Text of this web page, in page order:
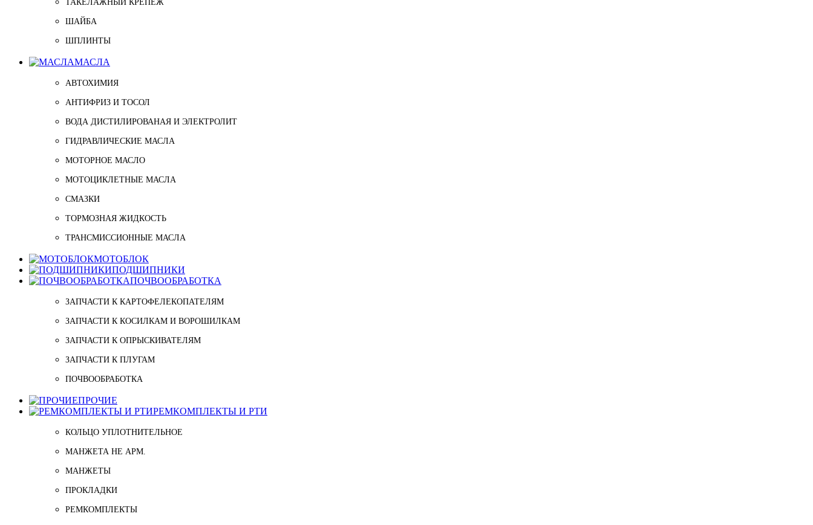
ТАКЕЛАЖНЫЙ КРЕПЁЖ
ШАЙБА
ШПЛИНТЫ
МАСЛА
АВТОХИМИЯ
АНТИФРИЗ И ТОСОЛ
ВОДА ДИСТИЛИРОВАНАЯ И ЭЛЕКТРОЛИТ
ГИДРАВЛИЧЕСКИЕ МАСЛА
МОТОРНОЕ МАСЛО
МОТОЦИКЛЕТНЫЕ МАСЛА
СМАЗКИ
ТОРМОЗНАЯ ЖИДКОСТЬ
ТРАНСМИССИОННЫЕ МАСЛА
МОТОБЛОК
ПОДШИПНИКИ
ПОЧВООБРАБОТКА
ЗАПЧАСТИ К КАРТОФЕЛЕКОПАТЕЛЯМ
ЗАПЧАСТИ К КОСИЛКАМ И ВОРОШИЛКАМ
ЗАПЧАСТИ К ОПРЫСКИВАТЕЛЯМ
ЗАПЧАСТИ К ПЛУГАМ
ПОЧВООБРАБОТКА
ПРОЧИЕ
РЕМКОМПЛЕКТЫ И РТИ
КОЛЬЦО УПЛОТНИТЕЛЬНОЕ
МАНЖЕТА НЕ АРМ.
МАНЖЕТЫ
ПРОКЛАДКИ
РЕМКОМПЛЕКТЫ